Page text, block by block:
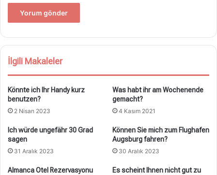
İlgili Makaleler
Könnte ich Ihr Handy kurz
benutzen?
2 Nisan 2023
Was habt ihr am Wochenende
gemacht?
4 Kasım 2021
Ich würde ungefähr 30 Grad
sagen
31 Aralık 2023
Können Sie mich zum Flughafen
Augsburg fahren?
30 Aralık 2023
Almanca Otel Rezervasyonu
Es scheint Ihnen nicht gut zu